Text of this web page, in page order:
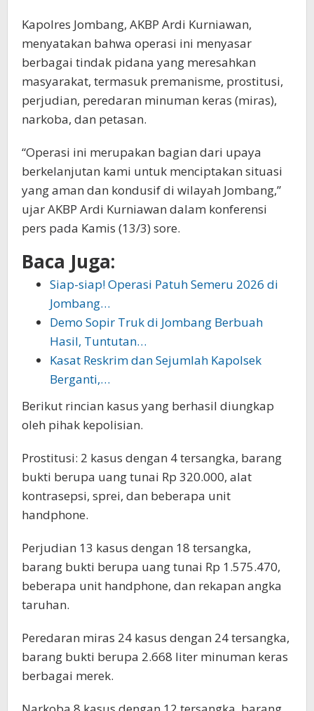
Kapolres Jombang, AKBP Ardi Kurniawan,
menyatakan bahwa operasi ini menyasar
berbagai tindak pidana yang meresahkan
masyarakat, termasuk premanisme, prostitusi,
perjudian, peredaran minuman keras (miras),
narkoba, dan petasan.
“Operasi ini merupakan bagian dari upaya
berkelanjutan kami untuk menciptakan situasi
yang aman dan kondusif di wilayah Jombang,”
ujar AKBP Ardi Kurniawan dalam konferensi
pers pada Kamis (13/3) sore.
Baca Juga:
Siap-siap! Operasi Patuh Semeru 2026 di
Jombang…
Demo Sopir Truk di Jombang Berbuah
Hasil, Tuntutan…
Kasat Reskrim dan Sejumlah Kapolsek
Berganti,…
Berikut rincian kasus yang berhasil diungkap
oleh pihak kepolisian.
Prostitusi: 2 kasus dengan 4 tersangka, barang
bukti berupa uang tunai Rp 320.000, alat
kontrasepsi, sprei, dan beberapa unit
handphone.
Perjudian 13 kasus dengan 18 tersangka,
barang bukti berupa uang tunai Rp 1.575.470,
beberapa unit handphone, dan rekapan angka
taruhan.
Peredaran miras 24 kasus dengan 24 tersangka,
barang bukti berupa 2.668 liter minuman keras
berbagai merek.